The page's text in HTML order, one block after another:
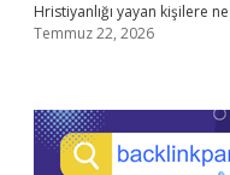
Hristiyanlığı yayan kişilere
Temmuz 22, 2026